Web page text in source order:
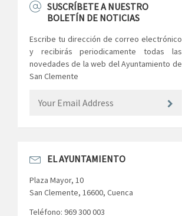
SUSCRÍBETE A NUESTRO
BOLETÍN DE NOTICIAS
Escribe tu dirección de correo electrónico
y recibirás periodicamente todas las
novedades de la web del Ayuntamiento de
San Clemente
EL AYUNTAMIENTO
Plaza Mayor, 10
San Clemente, 16600, Cuenca
Teléfono: 969 300 003